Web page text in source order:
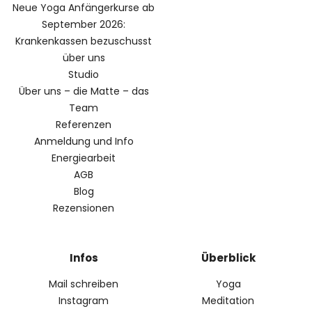
Neue Yoga Anfängerkurse ab
September 2026:
Krankenkassen bezuschusst
über uns
Studio
Über uns – die Matte – das
Team
Referenzen
Anmeldung und Info
Energiearbeit
AGB
Blog
Rezensionen
Infos
Mail schreiben
Instagram
Überblick
Yoga
Meditation